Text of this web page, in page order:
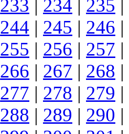
233 | 234 | 235 |
244 | 245 | 246 |
255 | 256 | 257 |
266 | 267 | 268 |
277 | 278 | 279 |
288 | 289 | 290 |